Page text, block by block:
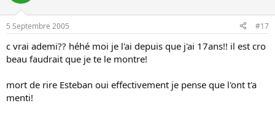
5 Septembre 2005 #17
c vrai ademi?? héhé moi je l'ai depuis que j'ai 17ans!! il est cro
beau faudrait que je te le montre!
mort de rire Esteban oui effectivement je pense que l'ont t'a
menti!